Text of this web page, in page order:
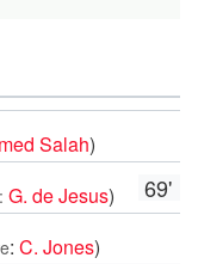
Salah)
69'
G. de Jesus)
: C. Jones)